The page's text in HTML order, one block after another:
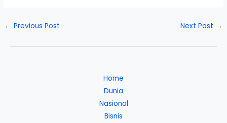
← Previous Post Next Post →
Home
Dunia
Nasional
Bisnis